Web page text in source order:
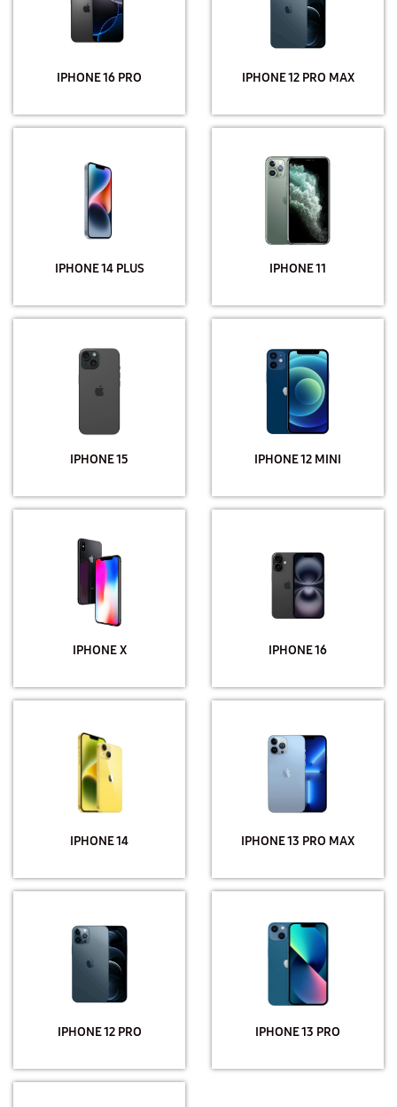
IPHONE 16 PRO IPHONE 12 PRO MAX
IPHONE 14 PLUS IPHONE 11
IPHONE 15 IPHONE 12 MINI
IPHONE X IPHONE 16
IPHONE 14 IPHONE 13 PRO MAX
IPHONE 12 PRO IPHONE 13 PRO